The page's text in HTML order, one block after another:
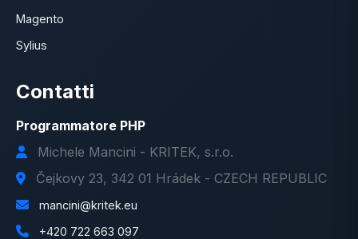
Magento
Sylius
Contatti
Programmatore PHP
Michele Mancini - KRITEK, s.r.o.
Čejkovy 23, 342 01 Hrádek - CZECH REPUBLIC
mancini@kritek.eu
+420 722 663 097